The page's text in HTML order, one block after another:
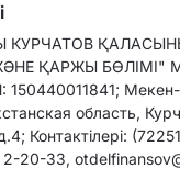
КУРЧАТОВ
ҚАРЖЫ БӨЛІМІ"
область,
Контактілері:
20-33,